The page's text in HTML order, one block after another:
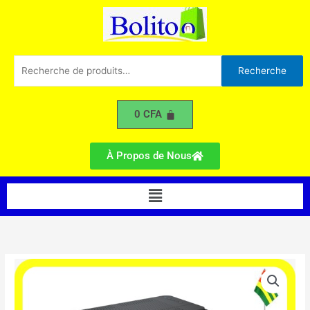
pour :
Recherche
0CFA
À Propos de Nous
Menu
quantité
de